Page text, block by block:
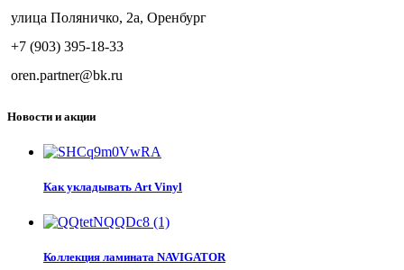
улица Поляничко, 2а, Оренбург
+7 (903) 395-18-33
oren.partner@bk.ru
Новости и акции
Как укладывать Art Vinyl
Коллекция ламината NAVIGATOR